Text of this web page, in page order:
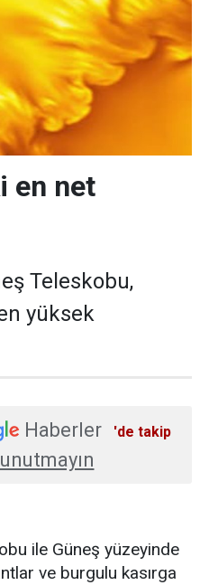
en net
Teleskobu,
yüksek
Haberler
'de takip
ile Güneş yüzeyinde
ve burgulu kasırga